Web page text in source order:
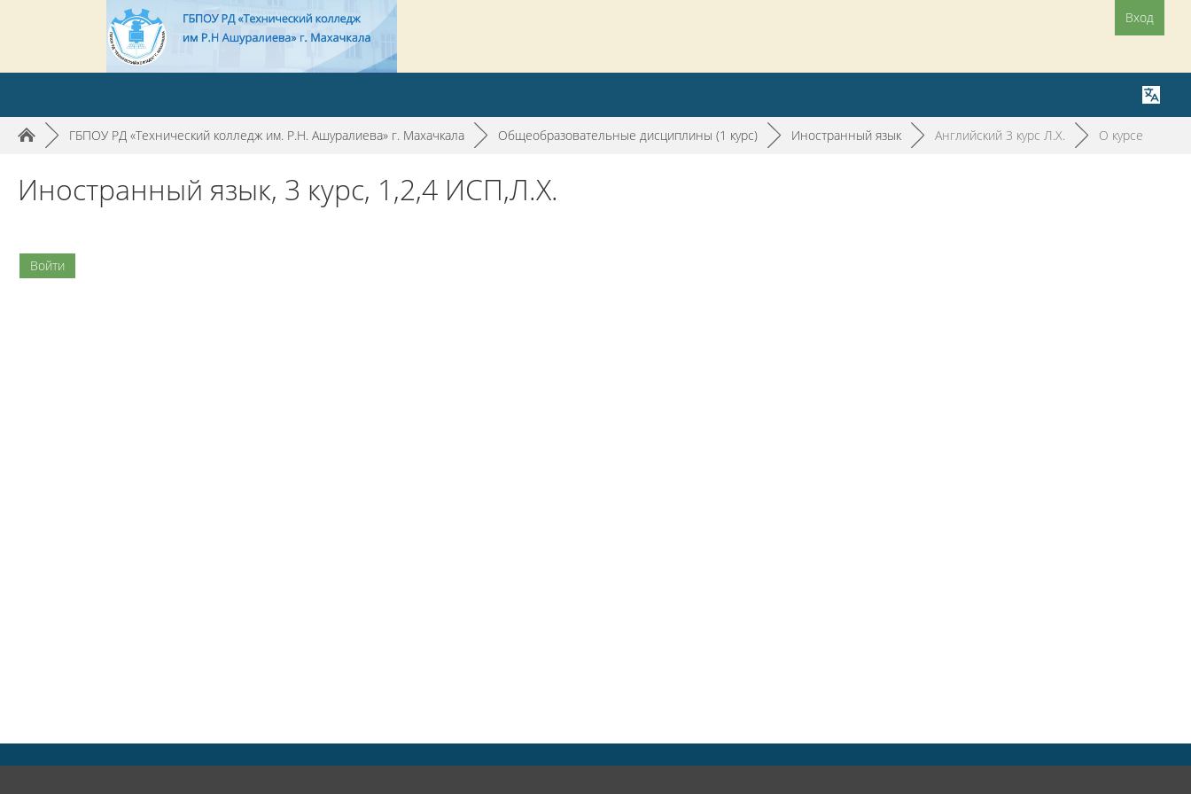
Вход
► ГБПОУ РД «Технический колледж им. Р.Н. Ашуралиева» г. Махачкала ► Общеобразовательные дисциплины (1 курс) ► Иностранный язык ► Английский 3 курс Л.Х. ► О курсе
Иностранный язык, 3 курс, 1,2,4 ИСП,Л.Х.
Войти